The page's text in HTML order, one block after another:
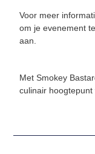
Voor meer
om je evenement
aan.
Met Smokey
culinair